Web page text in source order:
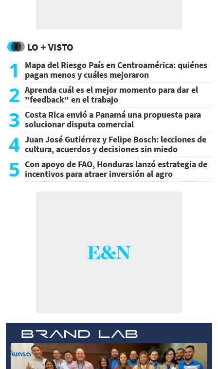
LO + VISTO
1
Mapa del Riesgo País en Centroamérica: quiénes
pagan menos y cuáles mejoraron
2 Aprenda cuál es el mejor momento para dar el
"feedback" en el trabajo
3 Costa Rica envió a Panamá una propuesta para
solucionar disputa comercial
4 Juan José Gutiérrez y Felipe Bosch: lecciones de
cultura, acuerdos y decisiones sin miedo
5 Con apoyo de FAO, Honduras lanzó estrategia de
incentivos para atraer inversión al agro